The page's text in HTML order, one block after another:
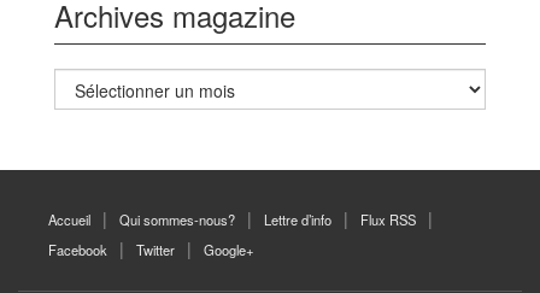
Archives magazine
Archives
magazine
Accueil Qui sommes-nous? Lettre d’info
Flux RSS
Facebook
Twitter Google+